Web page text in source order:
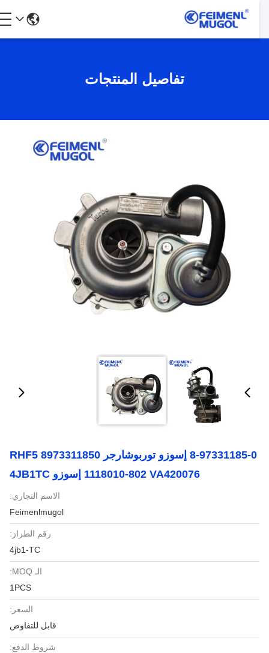
تفاصيل المنتجات
8-97331185-0 إسوزو توربوشارجر RHF5 8973311850
1118010-802 VA420076 إسوزو 4JB1TC
الاسم التجاري:
Feimenlmugol
رقم الطراز:
4jb1-TC
الـ MOQ:
1PCS
السعر:
قابل للتفاوض
شروط الدفع: